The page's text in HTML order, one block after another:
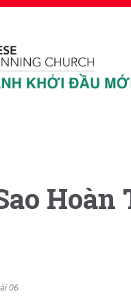
Hoàn
06